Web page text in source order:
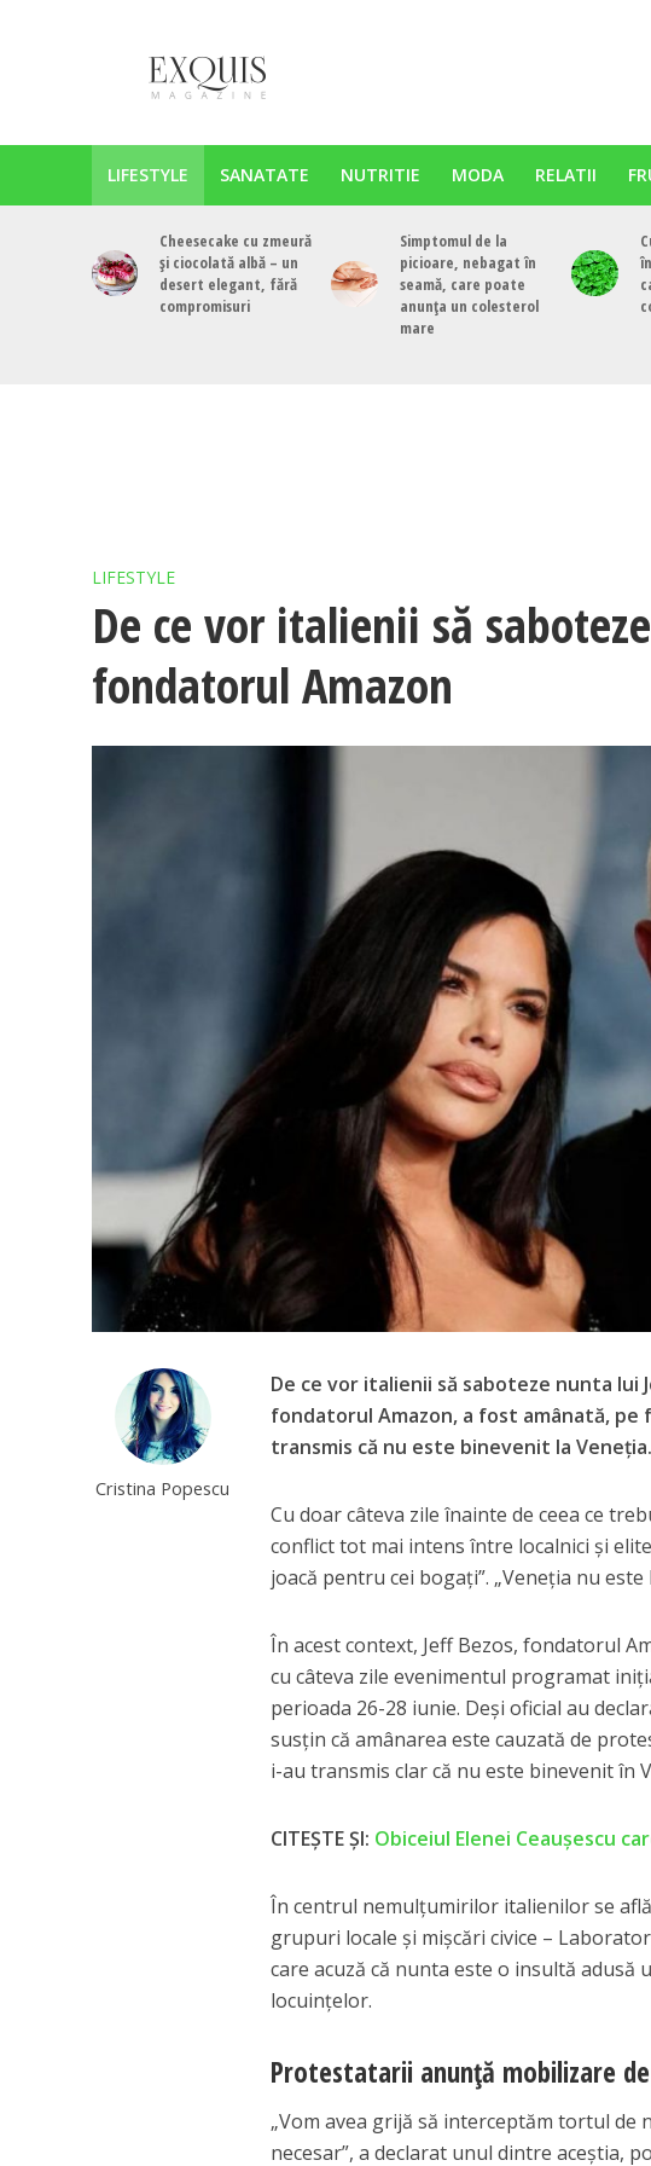
LIFESTYLE SANATATE NUTRITIE MODA RELATII
Cheesecake cu zmeură
și ciocolată albă – un
desert elegant, fără
compromisuri
Simptomul de la
picioare, nebagat în
seamă, care poate
anunța un colesterol
mare
LIFESTYLE
De ce vor italienii să
fondatorul Amazon
Cristina Popescu
De ce vor italienii să saboteze nunta lui
fondatorul Amazon, a fost amânată,
transmis că nu este binevenit la Veneţia.
Cu doar câteva zile înainte de ceea ce
conflict tot mai intens între localnici și
joacă pentru cei bogaţi”. „Veneţia nu
În acest context, Jeff Bezos, fondatorul
cu câteva zile evenimentul programat
perioada 26-28 iunie. Deşi oficial au
susţin că amânarea este cauzată de
i-au transmis clar că nu este binevenit în
CITEȘTE ȘI: Obiceiul Elenei Ceaușescu
În centrul nemulțumirilor italienilor se
grupuri locale și mișcări civice –
care acuză că nunta este o insultă adusă
locuințelor.
Protestatarii anunță mobilizare
„Vom avea grijă să interceptăm tortul de
necesar”, a declarat unul dintre aceştia,